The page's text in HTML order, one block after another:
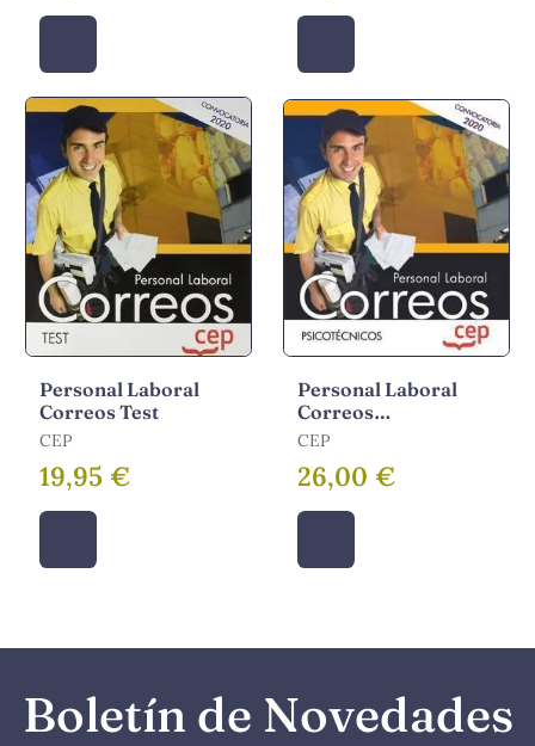
Personal Laboral
Correos Test
CEP
19,95 €
Personal Laboral
Correos
Psicotecnicos
CEP
26,00 €
Boletín de Novedades